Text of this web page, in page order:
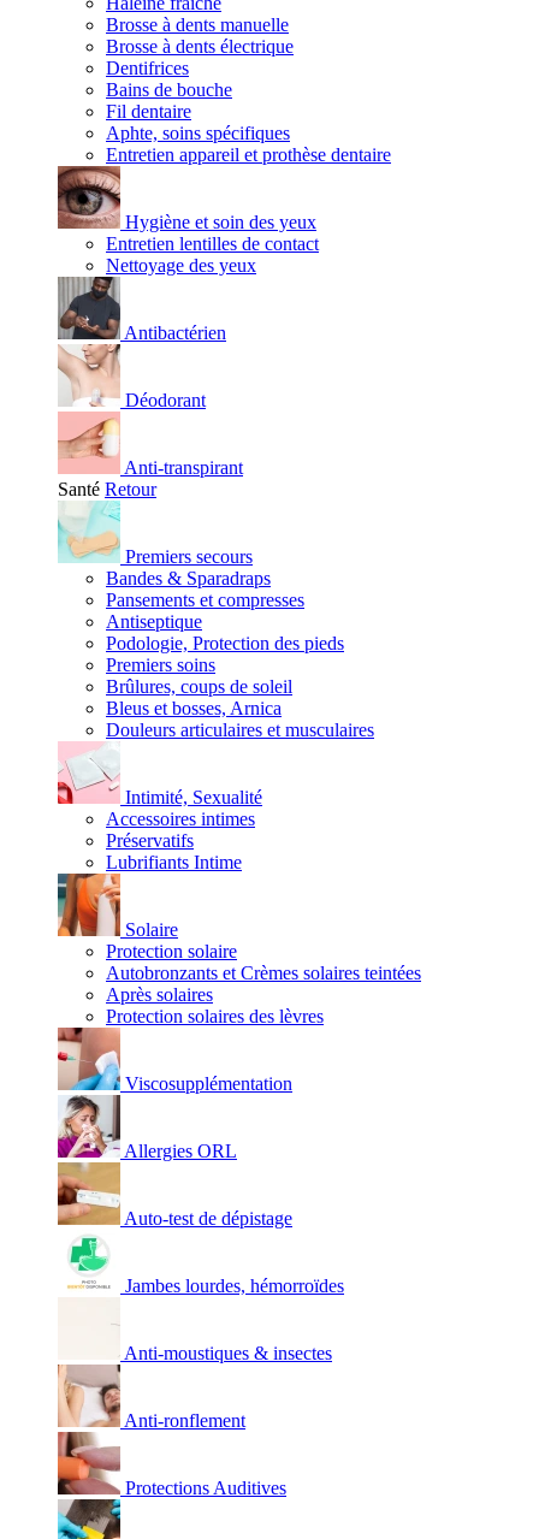
Brosse à dents manuelle
Brosse à dents électrique
Dentifrices
Bains de bouche
Fil dentaire
Aphte, soins spécifiques
Entretien appareil et prothèse dentaire
Hygiène et soin des yeux
Entretien lentilles de contact
Nettoyage des yeux
Antibactérien
Déodorant
Anti-transpirant
Santé Retour
Premiers secours
Bandes & Sparadraps
Pansements et compresses
Antiseptique
Podologie, Protection des pieds
Premiers soins
Brûlures, coups de soleil
Bleus et bosses, Arnica
Douleurs articulaires et musculaires
Intimité, Sexualité
Accessoires intimes
Préservatifs
Lubrifiants Intime
Solaire
Protection solaire
Autobronzants et Crèmes solaires teintées
Après solaires
Protection solaires des lèvres
Viscosupplémentation
Allergies ORL
Auto-test de dépistage
Jambes lourdes, hémorroïdes
Anti-moustiques & insectes
Anti-ronflement
Protections Auditives